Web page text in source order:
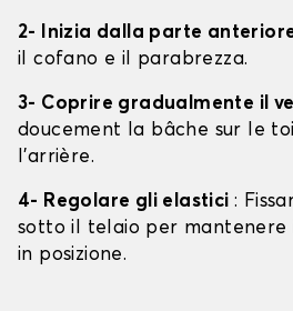
2- Inizia dalla parte
il cofano e il parabrezza.
3- Coprire gradualmente il
doucement la bâche sur le
l'arrière.
4- Regolare gli elastici :
sotto il telaio per mantenere
in posizione.